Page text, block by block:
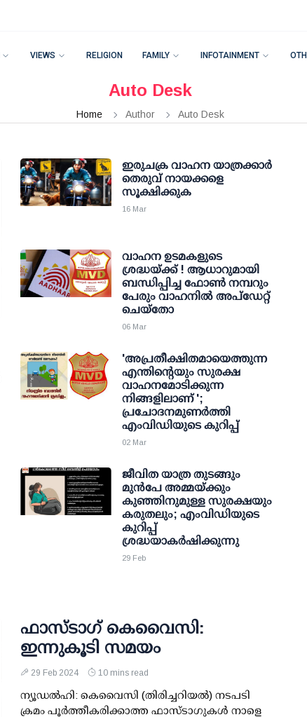
VIEWS RELIGION FAMILY INFOTAINMENT
Auto Desk
Home Author Auto Desk
ഇരുചക്ര വാഹന യാത്രക്കാര്‍
തെരുവ് നായക്കളെ
സൂക്ഷിക്കുക
16 Mar
വാഹന ഉടമകളുടെ
ശ്രദ്ധയ്ക്ക് ! ആധാറുമായി
ബന്ധിപ്പിച്ച ഫോണ്‍ നമ്പറും
പേരും വാഹനില്‍ അപ്‌ഡേറ്റ്
ചെയ്‌തോ
06 Mar
'അപ്രതീക്ഷിതമായെത്തുന്ന
എന്തിന്റെയും സുരക്ഷ
വാഹനമോടിക്കുന്ന
നിങ്ങളിലാണ് ';
പ്രചോദനമുണര്‍ത്തി
എംവിഡിയുടെ കുറിപ്പ്
02 Mar
ജീവിത യാത്ര തുടങ്ങും
മുന്‍പേ അമ്മയ്ക്കും
കുഞ്ഞിനുമുള്ള സുരക്ഷയും
കരുതലും; എംവിഡിയുടെ
കുറിപ്പ്
ശ്രദ്ധയാകര്‍ഷിക്കുന്നു
29 Feb
ഫാസ്ടാഗ് കെവൈസി:
ഇന്നുകൂടി സമയം
29 Feb 2024 10 mins read
ന്യൂഡല്‍ഹി: കെവൈസി (തിരിച്ചറിയല്‍) നടപടി
ക്രമം പൂര്‍ത്തീകരിക്കാത്ത ഫാസ്ടാഗുകള്‍ നാളെ